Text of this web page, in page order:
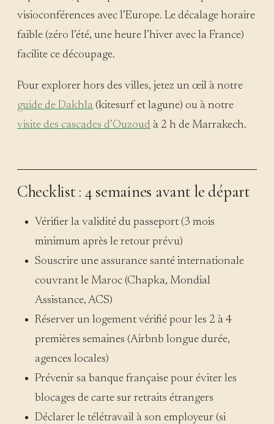
visioconférences avec l’Europe. Le décalage horaire
faible (zéro l’été, une heure l’hiver avec la France)
facilite ce découpage.
Pour explorer hors des villes, jetez un œil à notre
guide de Dakhla (kitesurf et lagune) ou à notre
visite des cascades d’Ouzoud à 2 h de Marrakech.
Checklist : 4 semaines avant le départ
Vérifier la validité du passeport (3 mois
minimum après le retour prévu)
Souscrire une assurance santé internationale
couvrant le Maroc (Chapka, Mondial
Assistance, ACS)
Réserver un logement vérifié pour les 2 à 4
premières semaines (Airbnb longue durée,
agences locales)
Prévenir sa banque française pour éviter les
blocages de carte sur retraits étrangers
Déclarer le télétravail à son employeur (si